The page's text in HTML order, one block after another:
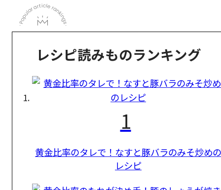
レシピ読みものランキング
1
黄金比率のタレで！なすと豚バラのみそ炒めの
レシピ